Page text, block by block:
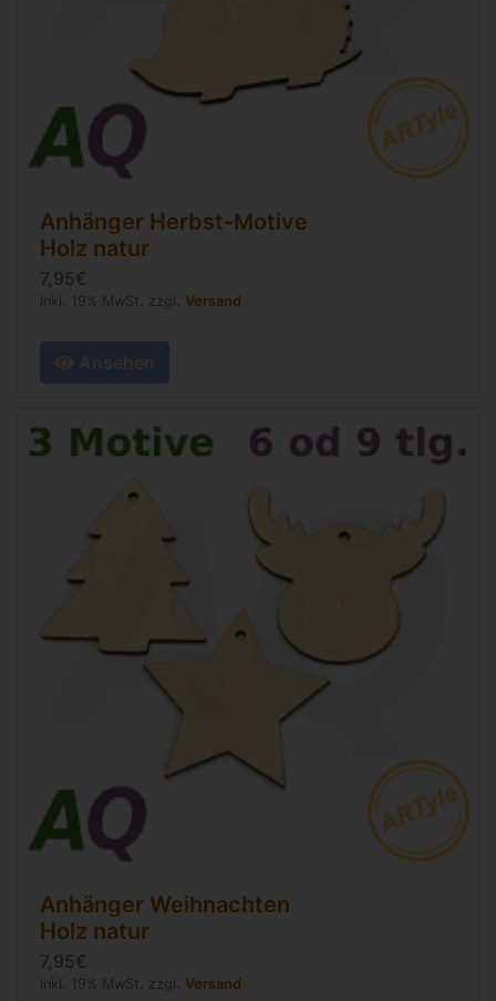
Anhänger Herbst-Motive
Holz natur
7,95€
inkl. 19% MwSt. zzgl. Versand
Ansehen
Anhänger Weihnachten
Holz natur
7,95€
inkl. 19% MwSt. zzgl. Versand